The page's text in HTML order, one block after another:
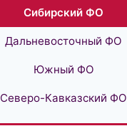
Сибирский ФО
Дальневосточный ФО
Южный ФО
Северо-Кавказский ФО